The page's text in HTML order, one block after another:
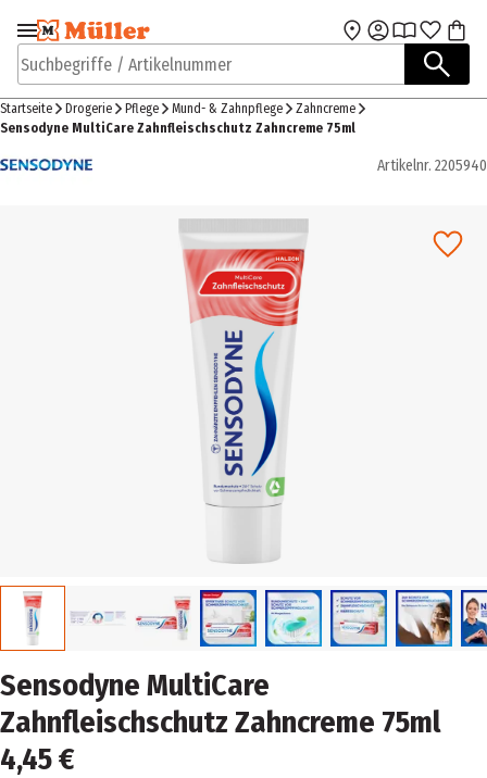
Zur Navigation
springen
Zum Hauptinhalt
Suchbegriffe / Artikelnummer
Startseite Drogerie Pflege Mund- & Zahnpflege
Zahncreme
Sensodyne MultiCare Zahnfleischschutz Zahncreme 75ml
Artikelnr. 2205940
Sensodyne MultiCare
Zahnfleischschutz Zahncreme 75ml
4,45 €